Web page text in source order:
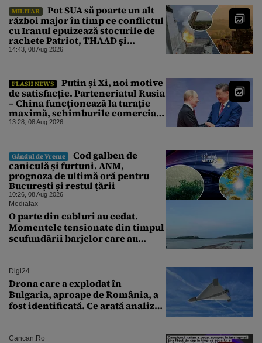
unică
MILITAR
Pot SUA să poarte un alt
război major în timp ce conflictul
cu Iranul epuizează stocurile de
rachete Patriot, THAAD și
Tomahawk?
14:43, 08 Aug 2026
FLASH NEWS
Putin și Xi, noi motive
de satisfacție. Parteneriatul Rusia
– China funcționează la turație
maximă, schimburile comerciale
ating niveluri record
13:28, 08 Aug 2026
Gândul de Vreme
Cod galben de
caniculă și furtuni. ANM,
prognoza de ultimă oră pentru
București și restul țării
10:26, 08 Aug 2026
Mediafax
O parte din cabluri au cedat.
Momentele tensionate din timpul
scufundării barjelor care au
Digi24
Drona care a explodat în
Bulgaria, aproape de România, a
fost identificată. Ce arată analiza
Cancan.ro